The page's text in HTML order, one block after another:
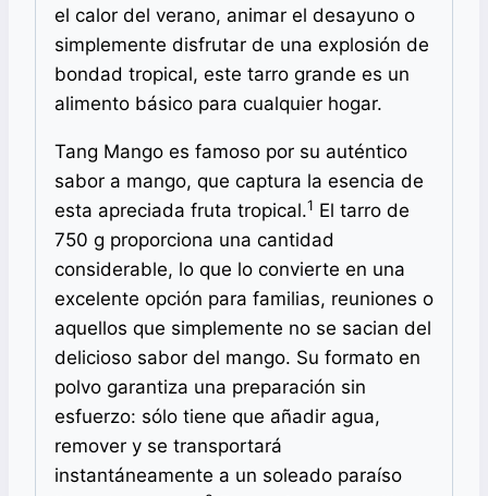
el calor del verano, animar el desayuno o
simplemente disfrutar de una explosión de
bondad tropical, este tarro grande es un
alimento básico para cualquier hogar.
Tang Mango es famoso por su auténtico
sabor a mango, que captura la esencia de
esta apreciada fruta tropical.1 El tarro de
750 g proporciona una cantidad
considerable, lo que lo convierte en una
excelente opción para familias, reuniones o
aquellos que simplemente no se sacian del
delicioso sabor del mango. Su formato en
polvo garantiza una preparación sin
esfuerzo: sólo tiene que añadir agua,
remover y se transportará
instantáneamente a un soleado paraíso